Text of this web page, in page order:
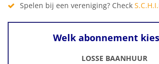
Spelen bij een vereniging? Check
Welk abonnement
LOSSE BAANHUUR